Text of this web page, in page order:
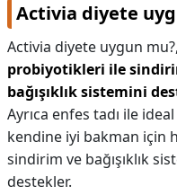
Activia diyete
Activia diyete uygun mu?,
probiyotikleri ile
bağışıklık sistemini
Ayrıca enfes tadı ile
kendine iyi bakman için
sindirim ve bağışıklık
destekler.